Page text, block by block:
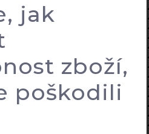
jak
zboží,
poškodili